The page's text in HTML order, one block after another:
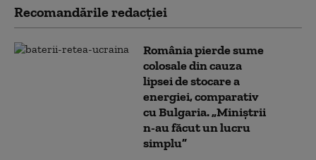
Recomandările redacţiei
România pierde sume
colosale din cauza
lipsei de stocare a
energiei, comparativ
cu Bulgaria. „Miniștrii
n-au făcut un lucru
simplu”